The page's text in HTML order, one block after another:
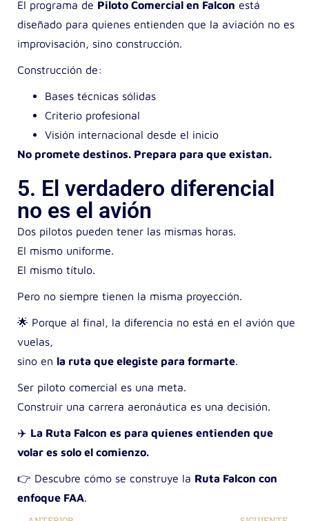
El programa de Piloto Comercial en Falcon está
diseñado para quienes entienden que la aviación no es
improvisación, sino construcción.
Construcción de:
Bases técnicas sólidas
Criterio profesional
Visión internacional desde el inicio
No promete destinos. Prepara para que existan.
5. El verdadero diferencial
no es el avión
Dos pilotos pueden tener las mismas horas.
El mismo uniforme.
El mismo título.
Pero no siempre tienen la misma proyección.
🌟 Porque al final, la diferencia no está en el avión que
vuelas,
sino en la ruta que elegiste para formarte.
Ser piloto comercial es una meta.
Construir una carrera aeronáutica es una decisión.
✈️ La Ruta Falcon es para quienes entienden que
volar es solo el comienzo.
👉 Descubre cómo se construye la Ruta Falcon con
enfoque FAA.